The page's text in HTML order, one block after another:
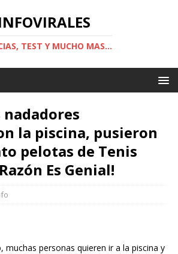
TEST Y MUCHO MAS...
nadadores
la piscina, pusieron
pelotas de Tenis
Es Genial!
muchas personas quieren ir a la piscina y